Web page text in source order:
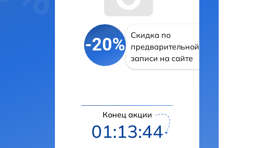
-20%
Скидка по
предварительной
записи на сайте
Конец акции
01:13:43